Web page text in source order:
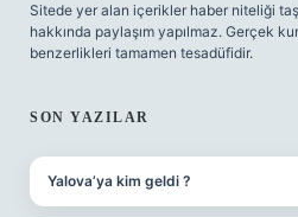
Sitede yer alan içerikler haber niteliği
hakkında paylaşım yapılmaz. Gerçek
benzerlikleri tamamen tesadüfidir.
SON YAZILAR
Yalova’ya kim geldi ?